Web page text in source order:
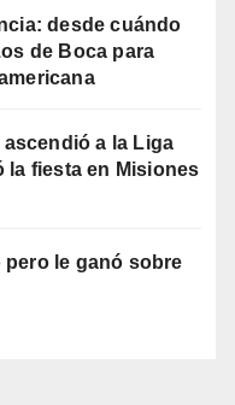
desde cuándo
de Boca para
a la Liga
la fiesta en Misiones
le ganó sobre